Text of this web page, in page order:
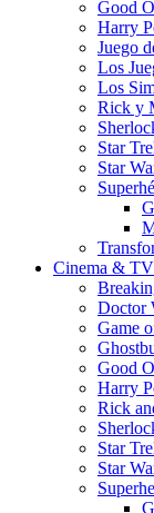
Good
Harry
Juego
Los
Los
Rick y
Star
Star
Cinema & TV
Doctor
Game
Good
Harry
Rick
Star
Star